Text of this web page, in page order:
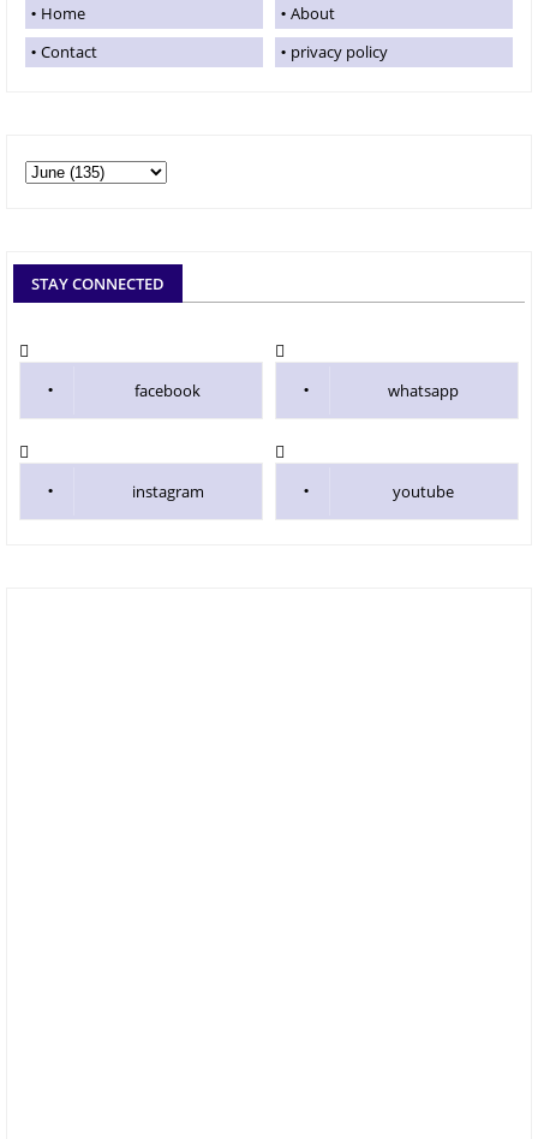
Home
About
Contact
privacy policy
STAY CONNECTED
facebook whatsapp
instagram youtube